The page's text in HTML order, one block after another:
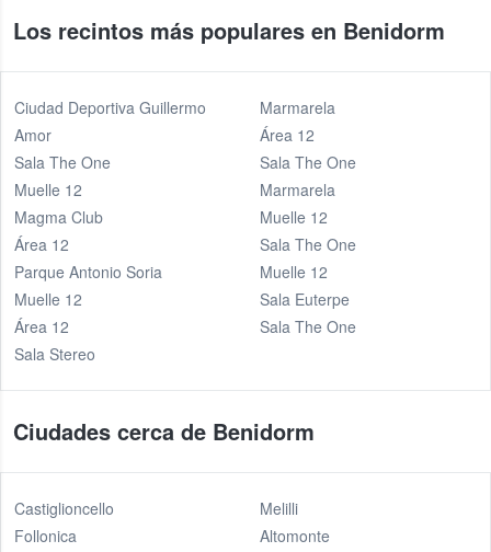
Los recintos más populares en Benidorm
Ciudad Deportiva Guillermo
Amor
Sala The One
Muelle 12
Magma Club
Área 12
Parque Antonio Soria
Muelle 12
Área 12
Sala Stereo
Marmarela
Área 12
Sala The One
Marmarela
Muelle 12
Sala The One
Muelle 12
Sala Euterpe
Sala The One
Ciudades cerca de Benidorm
Castiglioncello
Follonica
Melilli
Altomonte